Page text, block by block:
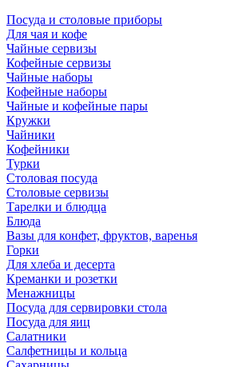
Посуда и столовые приборы
Для чая и кофе
Чайные сервизы
Кофейные сервизы
Чайные наборы
Кофейные наборы
Чайные и кофейные пары
Кружки
Чайники
Кофейники
Турки
Столовая посуда
Столовые сервизы
Тарелки и блюдца
Блюда
Вазы для конфет, фруктов, варенья
Горки
Для хлеба и десерта
Креманки и розетки
Менажницы
Посуда для сервировки стола
Посуда для яиц
Салатники
Салфетницы и кольца